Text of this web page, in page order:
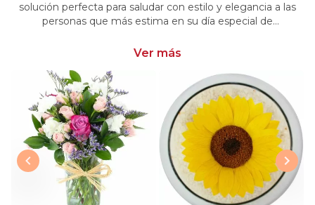
solución perfecta para saludar con estilo y elegancia a las
personas que más estima en su día especial de
para cumpleaños
Ver más